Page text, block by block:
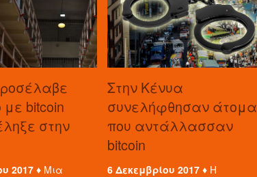
bitcoin
στην
2017 ♦ Μια
Στην Κένυα
συνελήφθησαν άτομα
που αντάλλασσαν
bitcoin
6 Δεκεμβρίου 2017 ♦ Η